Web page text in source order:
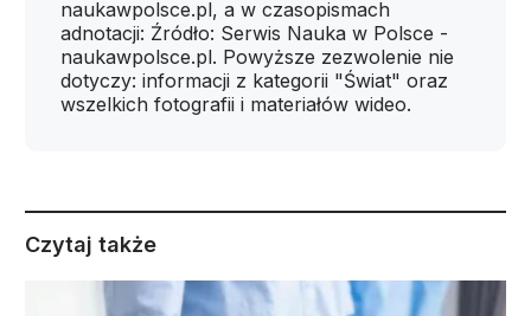
naukawpolsce.pl, a w czasopismach
adnotacji: Źródło: Serwis Nauka w Polsce -
naukawpolsce.pl. Powyższe zezwolenie nie
dotyczy: informacji z kategorii "Świat" oraz
wszelkich fotografii i materiałów wideo.
Czytaj także